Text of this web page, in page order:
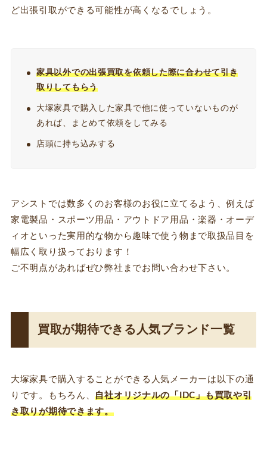
ど出張引取ができる可能性が高くなるでしょう。
家具以外での出張買取を依頼した際に合わせて引き
取りしてもらう
大塚家具で購入した家具で他に使っていないものが
あれば、まとめて依頼をしてみる
店頭に持ち込みする
アシストでは数多くのお客様のお役に立てるよう、例えば
家電製品・スポーツ用品・アウトドア用品・楽器・オーデ
ィオといった実用的な物から趣味で使う物まで取扱品目を
幅広く取り扱っております！
ご不明点があればぜひ弊社までお問い合わせ下さい。
買取が期待できる人気ブランド一覧
大塚家具で購入することができる人気メーカーは以下の通
りです。もちろん、自社オリジナルの「IDC」も買取や引
き取りが期待できます。